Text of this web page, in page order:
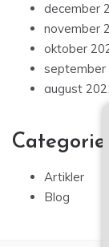
december
november
oktober
september
august
Categories
Artikler
Blog